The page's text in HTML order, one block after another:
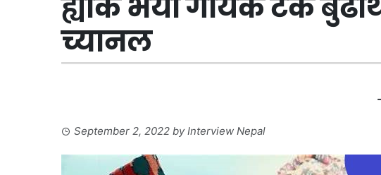
च्यानल
September 2, 2022 byInterview Nepal